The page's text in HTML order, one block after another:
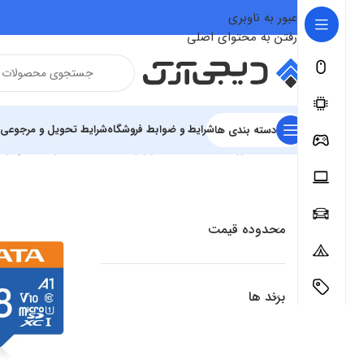
عبور به ناوبری
رفتن به محتوای اصلی
دسته بندی هاشرایط و ضوابط فروشگاهشرایط تحویل و مرجوعی
Home
»فروشگاه»
محدوده قیمت
برند ها